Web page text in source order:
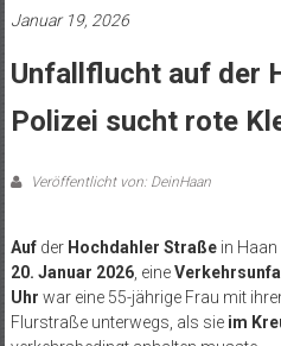
Januar 19, 2026
Unfallflucht auf der
Polizei sucht rote
Veröffentlicht von: DeinHaan
Auf der Hochdahler Straßein Haan
20. Januar 2026, eine
Uhr war eine 55-jährige Frau mit
Flurstraße unterwegs, als sie im